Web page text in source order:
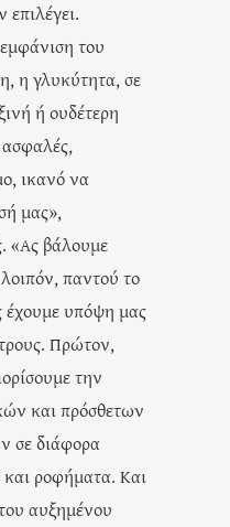
επιλέγει.
του
η γλυκύτητα, σε
ή ουδέτερη
ικανό να
μας»,
«Ας βάλουμε
παντού το
έχουμε υπόψη μας
Πρώτον,
την
και πρόσθετων
σε διάφορα
ροφήματα. Και
αυξημένου